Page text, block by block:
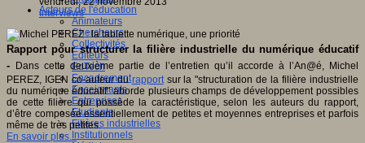
Acteurs de l'éducation
Animateurs
Chercheurs
Collectivités
Editeurs
EdTech
Encadrement
Enseignants
Entreprises
Etudiants
Filières industrielles
Institutionnels
Interviews
Rapport pour structurer la filière industrielle du numérique éducatif
-
Dans cette deuxième partie de l’entretien qu’il accorde à l’An@é, Michel
PEREZ, IGEN co-auteur durapportsur la "structuration de la filière industrielle
du numérique éducatif" aborde plusieurs champs de développement possibles
de cette filière qui possède la caractéristique, selon les auteurs du rapport,
d’être composée essentiellement de petites et moyennes entreprises et parfois
même de très petites.
En savoir plus...